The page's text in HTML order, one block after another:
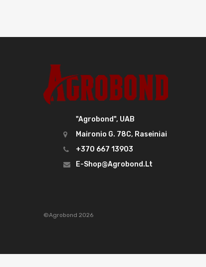
"Agrobond", UAB
Maironio G. 78C, Raseiniai
+370 667 13903
E-Shop@agrobond.lt
©Agrobond 2026